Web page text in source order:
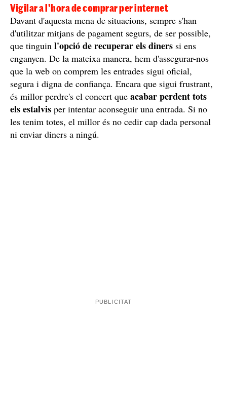
Vigilar a l'hora de comprar per internet
Davant d'aquesta mena de situacions, sempre s'han
d'utilitzar mitjans de pagament segurs, de ser possible,
que tinguin l'opció de recuperar els diners si ens
enganyen. De la mateixa manera, hem d'assegurar-nos
que la web on comprem les entrades sigui oficial,
segura i digna de confiança. Encara que sigui frustrant,
és millor perdre's el concert que acabar perdent tots
els estalvis per intentar aconseguir una entrada. Si no
les tenim totes, el millor és no cedir cap dada personal
ni enviar diners a ningú.